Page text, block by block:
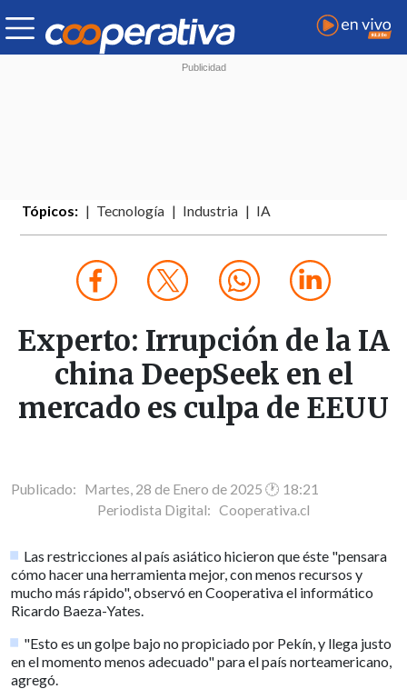
Tópicos: Tecnología Industria IA
Experto: Irrupción de la IA
china DeepSeek en el
mercado es culpa de EEUU
Publicado: Martes, 28 de Enero de 2025 🕐 18:21
Periodista Digital: Cooperativa.cl
Las restricciones al país asiático hicieron que éste "pensara
cómo hacer una herramienta mejor, con menos recursos y
mucho más rápido", observó en Cooperativa el informático
Ricardo Baeza-Yates.
"Esto es un golpe bajo no propiciado por Pekín, y llega justo
en el momento menos adecuado" para el país norteamericano,
agregó.